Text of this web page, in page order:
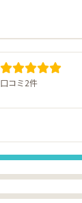
口コミ2件